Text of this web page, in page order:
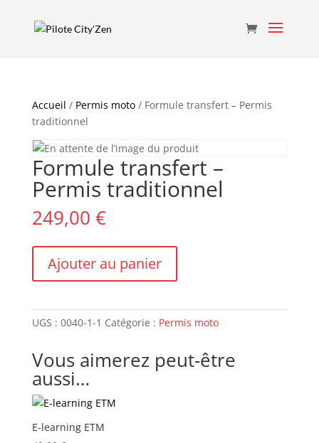
Accueil / Permis moto/ Formule transfert – Permis
traditionnel
Formule transfert –
Permis traditionnel
249,00 €
Formule
-
traditionnel
Ajouter au panier
UGS : 0040-1-1 Catégorie : Permis moto
Vous aimerez peut-être
aussi…
E-learning ETM